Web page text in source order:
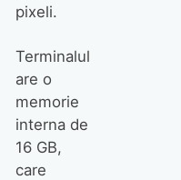
pixeli.
Terminalul
are o
memorie
interna de
16 GB,
care